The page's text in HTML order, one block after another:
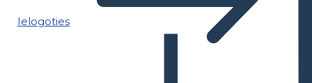
Ielogoties